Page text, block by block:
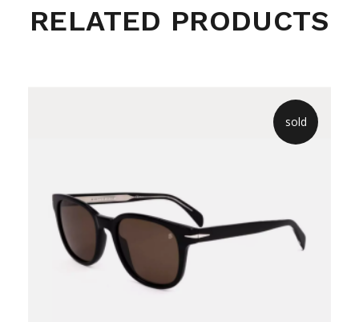
RELATED PRODUCTS
sold